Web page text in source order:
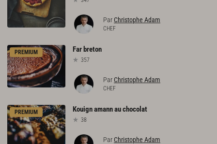
Par Christophe Adam
CHEF
PREMIUM Far breton
357
Par Christophe Adam
CHEF
PREMIUM Kouignamannauchocolat
38
Par Christophe Adam